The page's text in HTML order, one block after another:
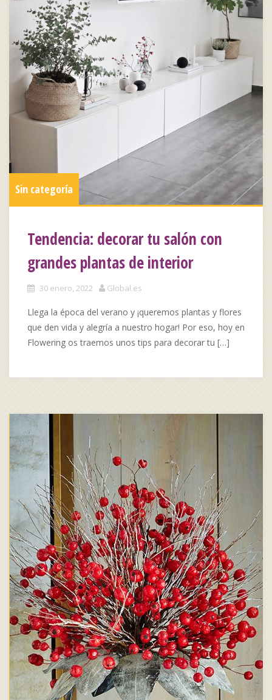
Sin categoría
Tendencia: decorar tu salón con
grandes plantas de interior
30 enero, 2022 Global.es
Llega la época del verano y ¡queremos plantas y flores
que den vida y alegría a nuestro hogar! Por eso, hoy en
Flowering os traemos unos tips para decorar tu […]